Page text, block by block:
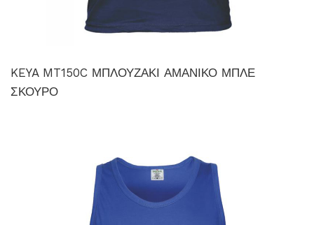
KEYA MT150C ΜΠΛΟΥΖΑΚΙ ΑΜΑΝΙΚΟ ΜΠΛΕ
ΣΚΟΥΡΟ